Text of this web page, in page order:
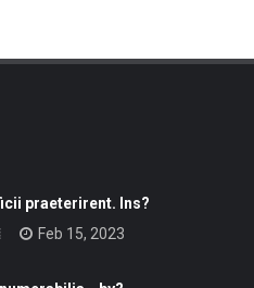
praeterirent. Ins?
Feb 15, 2023